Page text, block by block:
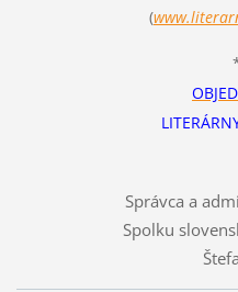
(
Správca a
Spolku